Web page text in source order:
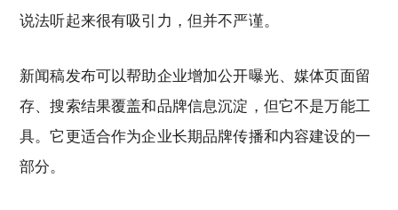
说法听起来很有吸引力，但并不严谨。
新闻稿发布可以帮助企业增加公开曝光、媒体页面留
存、搜索结果覆盖和品牌信息沉淀，但它不是万能工
具。它更适合作为企业长期品牌传播和内容建设的一
部分。